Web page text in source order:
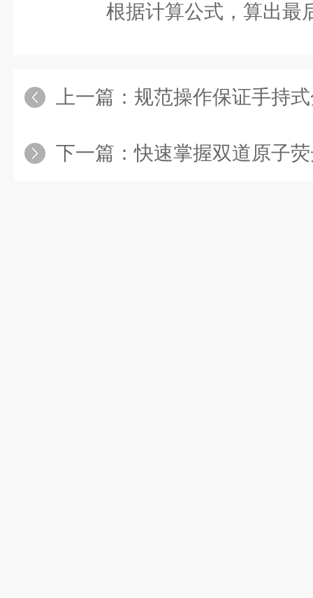
根据计算公式，算出最
上一篇： 规范操作保证手持
下一篇：快速掌握双道原子